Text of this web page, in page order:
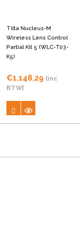
Tilta Nucleus-M
Wireless Lens Control
Partial Kit 5 (WLC-T03-
K5)
€1.148,29 {inc
BTW}